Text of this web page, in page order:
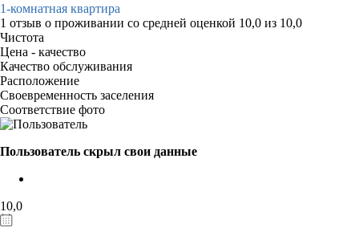
1-комнатная квартира
1 отзыв о проживании со средней оценкой 10,0 из 10,0
Чистота
Цена - качество
Качество обслуживания
Расположение
Своевременность заселения
Соответствие фото
Пользователь скрыл свои данные
10,0